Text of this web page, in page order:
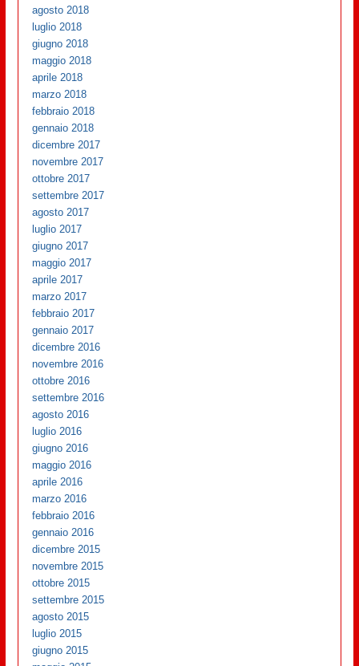
agosto 2018
luglio 2018
giugno 2018
maggio 2018
aprile 2018
marzo 2018
febbraio 2018
gennaio 2018
dicembre 2017
novembre 2017
ottobre 2017
settembre 2017
agosto 2017
luglio 2017
giugno 2017
maggio 2017
aprile 2017
marzo 2017
febbraio 2017
gennaio 2017
dicembre 2016
novembre 2016
ottobre 2016
settembre 2016
agosto 2016
luglio 2016
giugno 2016
maggio 2016
aprile 2016
marzo 2016
febbraio 2016
gennaio 2016
dicembre 2015
novembre 2015
ottobre 2015
settembre 2015
agosto 2015
luglio 2015
giugno 2015